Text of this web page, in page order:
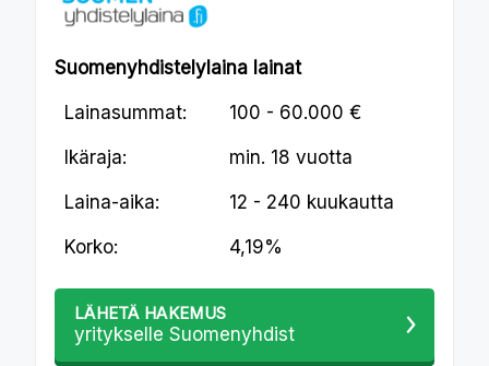
Suomenyhdistelylaina lainat
Lainasummat: 100 - 60.000 €
Ikäraja: min. 18 vuotta
Laina-aika: 12 - 240 kuukautta
Korko: 4,19%
LÄHETÄ HAKEMUS
yritykselle Suomenyhdist